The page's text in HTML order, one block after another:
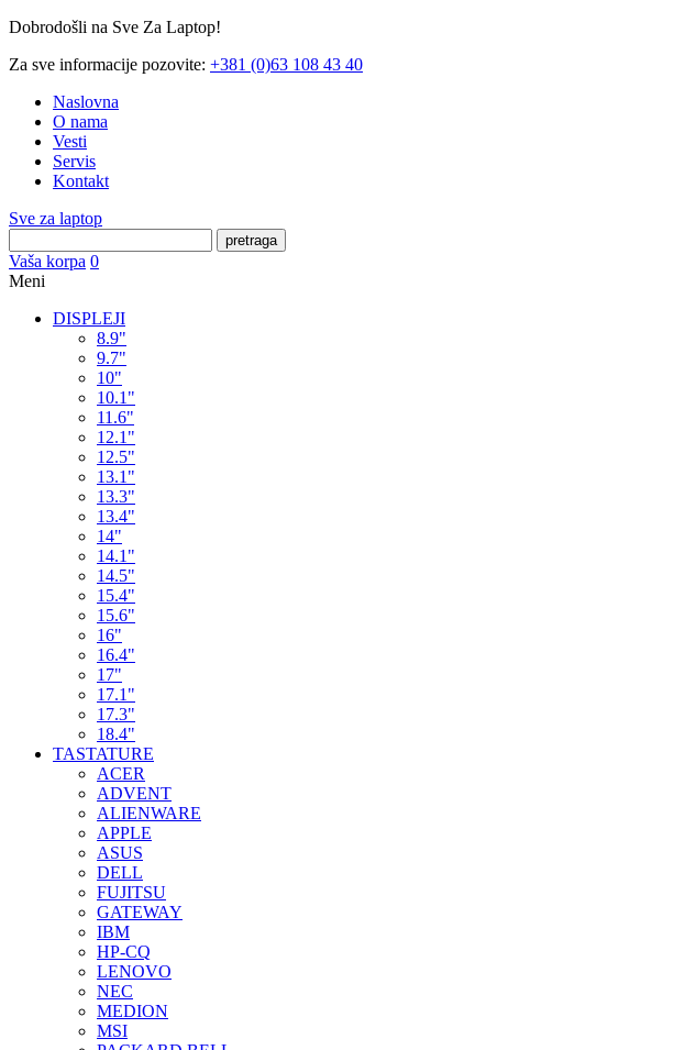
Dobrodošli na Sve Za Laptop!
Za sve informacije pozovite: +381 (0)63 108 43 40
Naslovna
O nama
Vesti
Servis
Kontakt
Sve za laptop
pretraga
Vaša korpa 0
Meni
DISPLEJI
8.9"
9.7"
10"
10.1"
11.6"
12.1"
12.5"
13.1"
13.3"
13.4"
14"
14.1"
14.5"
15.4"
15.6"
16"
16.4"
17"
17.1"
17.3"
18.4"
TASTATURE
ACER
ADVENT
ALIENWARE
APPLE
ASUS
DELL
FUJITSU
GATEWAY
IBM
HP-CQ
LENOVO
NEC
MEDION
MSI